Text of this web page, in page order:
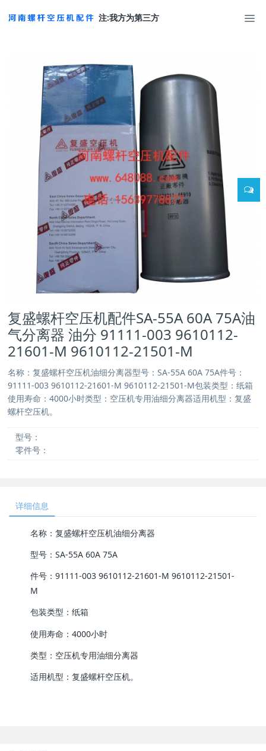
注:我方为第三方
复盛螺杆空压机配件SA-55A 60A 75A油
气分离器 油分 91111-003 9610112-
21601-M 9610112-21501-M
名称：复盛螺杆空压机油细分离器型号：SA-55A 60A 75A件号：
91111-003 9610112-21601-M 9610112-21501-M包装类型：纸箱
使用寿命：4000小时类型：空压机专用油细分离器适用机型：复盛
螺杆空压机。
型号：
零件号：
详细信息
名称：复盛螺杆空压机油细分离器
型号：SA-55A 60A 75A
件号：91111-003 9610112-21601-M 9610112-21501-
M
包装类型：纸箱
使用寿命：4000小时
类型：空压机专用油细分离器
适用机型：复盛螺杆空压机。